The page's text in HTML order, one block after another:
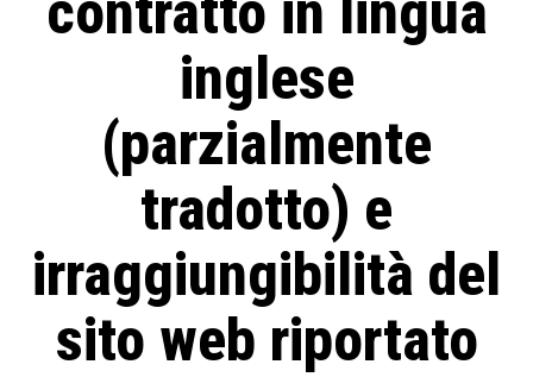
inglese
(parzialmente
tradotto) e
irraggiungibilità del
sito web riportato